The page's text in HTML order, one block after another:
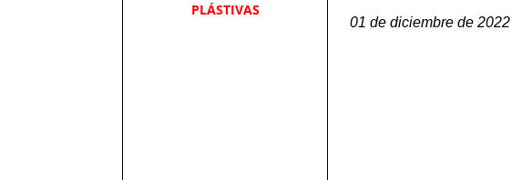
PLÁSTIVAS
01 de diciembre de 2022